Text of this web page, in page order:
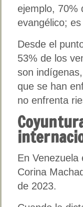
ejemplo, 70%
evangélico;
Desde el
53% de los
son
que se han
no enfrenta
En
Corina
de 2023.